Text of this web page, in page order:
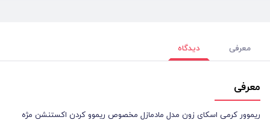
معرفی دیدگاه
معرفی
ریموور کرمی اسکای زون مدل مادمازل مخصوص ریموو کردن اکستنشن مژه